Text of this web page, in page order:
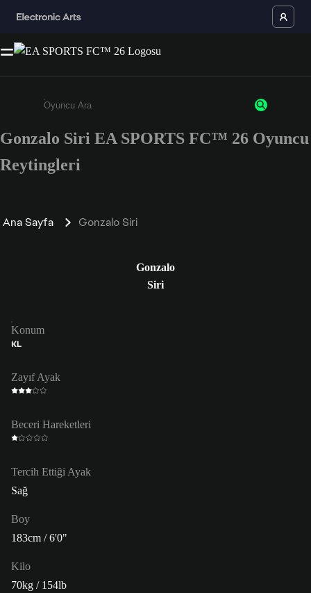
Enter a minimum of 3 characters or numbers
Gonzalo Siri EA SPORTS FC™ 26 Oyuncu
Reytingleri
Ana Sayfa Gonzalo Siri
Gonzalo
Siri
Konum
KL
Zayıf Ayak
Beceri Hareketleri
Tercih Ettiği Ayak
Sağ
Boy
183cm / 6'0"
Kilo
70kg / 154lb